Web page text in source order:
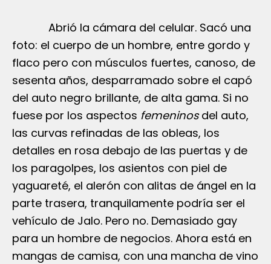
Abrió la cámara del celular. Sacó una
foto: el cuerpo de un hombre, entre gordo y
flaco pero con músculos fuertes, canoso, de
sesenta años, desparramado sobre el capó
del auto negro brillante, de alta gama. Si no
fuese por los aspectos femeninosdel auto,
las curvas refinadas de las obleas, los
detalles en rosa debajo de las puertas y de
los paragolpes, los asientos con piel de
yaguareté, el alerón con alitas de ángel en la
parte trasera, tranquilamente podría ser el
vehículo de Jalo. Pero no. Demasiado gay
para un hombre de negocios. Ahora está en
mangas de camisa, con una mancha de vino